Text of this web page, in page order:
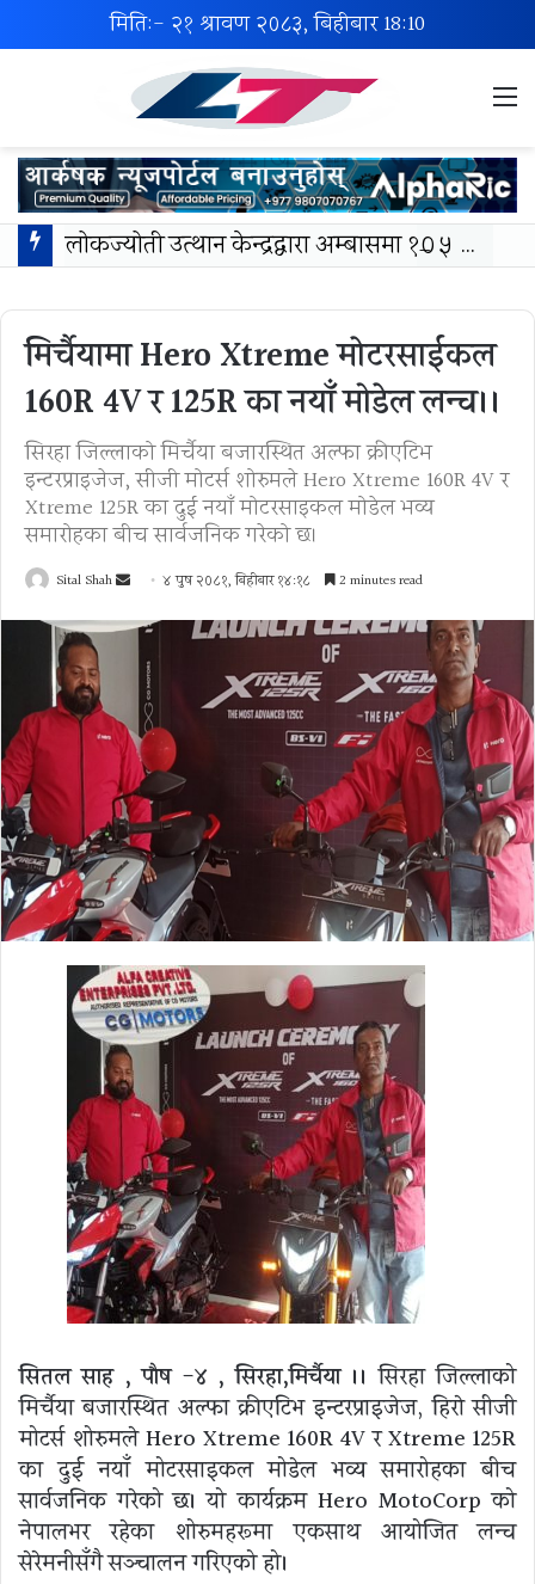
मिति:- २१ श्रावण २०८३, बिहीबार18:10
लोकज्योती उत्थान केन्द्रद्वारा अम्बासमा १०५ विपन्न विद्यार्थीलाई शैक्षिक तथा खेलकुद सामग्री वितरण
मिर्चैयामा Hero Xtreme माेटरसाईकल
160R 4V र 125R का नयाँ मोडेल लन्च।।
सिरहा जिल्लाको मिर्चैया बजारस्थित अल्फा क्रीएटिभ
इन्टरप्राइजेज, सीजी मोटर्स शोरुमले Hero Xtreme 160R 4V र
Xtreme 125R का दुई नयाँ मोटरसाइकल मोडेल भव्य
समारोहका बीच सार्वजनिक गरेको छ।
Sital Shah
Send
email
४ पुष २०८१, बिहीबार १४:१८ 2 minutes read
सितल साह , पाैष -४ , सिरहा,मिर्चैया ।। सिरहा जिल्लाको
मिर्चैया बजारस्थित अल्फा क्रीएटिभ इन्टरप्राइजेज, हिराे सीजी
मोटर्स शोरुमले Hero Xtreme 160R 4V र Xtreme 125R
का दुई नयाँ मोटरसाइकल मोडेल भव्य समारोहका बीच
सार्वजनिक गरेको छ। यो कार्यक्रम Hero MotoCorp को
नेपालभर रहेका शोरुमहरूमा एकसाथ आयोजित लन्च
सेरेमनीसँगै सञ्चालन गरिएको हो।